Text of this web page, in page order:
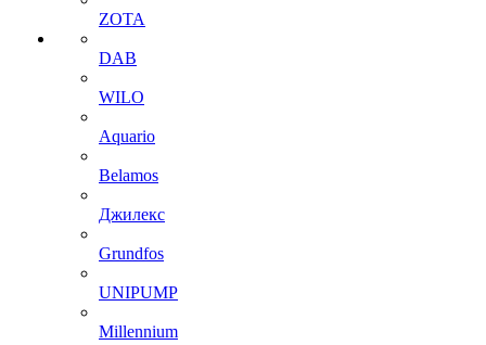
ZOTA
DAB
WILO
Aquario
Belamos
Джилекс
Grundfos
UNIPUMP
Millennium